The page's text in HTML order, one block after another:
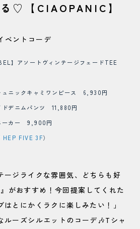
♡【CIAOPANIC】
】アソートヴィンテージフェードTEE
ュニックキャミワンピース 6,930円
ドデニムパンツ 11,880円
カー
9,900円
FIVE 3F）
ージライクな雰囲気、どちらも好
』がおすすめ！今回提案してくれた
とにかくラクに楽しみたい！」
ルーズシルエットのコーデ🎶Tシャ